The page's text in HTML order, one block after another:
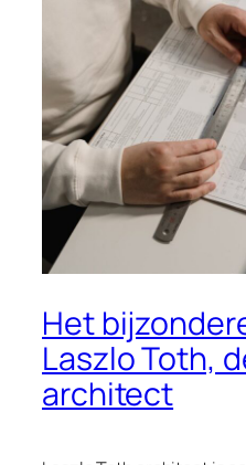
Het
Laszlo Toth,
architect